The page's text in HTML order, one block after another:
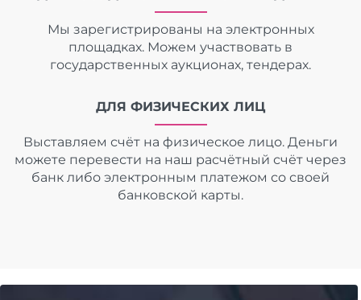
Мы зарегистрированы на электронных
площадках. Можем участвовать в
государственных аукционах, тендерах.
ДЛЯ ФИЗИЧЕСКИХ ЛИЦ
Выставляем счёт на физическое лицо. Деньги
можете перевести на наш расчётный счёт через
банк либо электронным платежом со своей
банковской карты.